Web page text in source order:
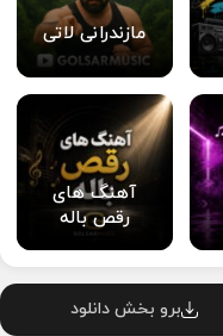
مازندرانی لاتی
آهنگ های
رقص باله
برو بخش دانلود